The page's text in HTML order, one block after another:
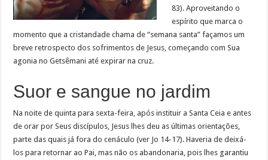
83). Aproveitando o
espírito que marca o
momento que a cristandade chama de “semana santa” façamos um
breve retrospecto dos sofrimentos de Jesus, começando com Sua
agonia no Getsêmani até expirar na cruz.
Suor e sangue no jardim
Na noite de quinta para sexta-feira, após instituir a Santa Ceia e antes
de orar por Seus discípulos, Jesus lhes deu as últimas orientações,
parte das quais já fora do cenáculo (ver Jo 14-17). Haveria de deixá-
los para retornar ao Pai, mas não os abandonaria, pois lhes garantiu